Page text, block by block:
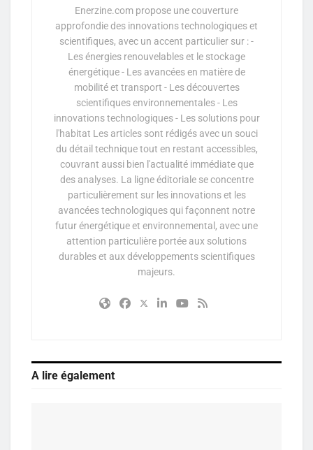
Enerzine.com propose une couverture
approfondie des innovations technologiques et
scientifiques, avec un accent particulier sur : -
Les énergies renouvelables et le stockage
énergétique - Les avancées en matière de
mobilité et transport - Les découvertes
scientifiques environnementales - Les
innovations technologiques - Les solutions pour
l'habitat Les articles sont rédigés avec un souci
du détail technique tout en restant accessibles,
couvrant aussi bien l'actualité immédiate que
des analyses. La ligne éditoriale se concentre
particulièrement sur les innovations et les
avancées technologiques qui façonnent notre
futur énergétique et environnemental, avec une
attention particulière portée aux solutions
durables et aux développements scientifiques
majeurs.
A lire également